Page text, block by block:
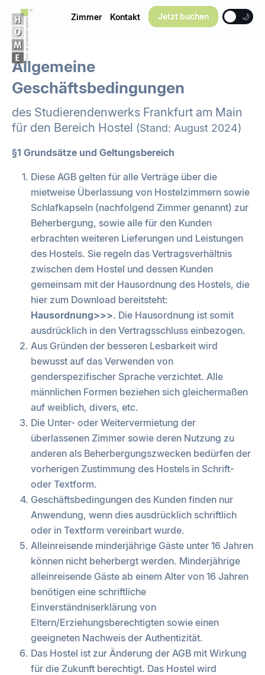
Zimmer Kontakt Jetzt buchen 🌙
Allgemeine
Geschäftsbedingungen
des Studierendenwerks Frankfurt am Main
für den Bereich Hostel (Stand: August 2024)
§1 Grundsätze und Geltungsbereich
Diese AGB gelten für alle Verträge über die
mietweise Überlassung von Hostelzimmern sowie
Schlafkapseln (nachfolgend Zimmer genannt) zur
Beherbergung, sowie alle für den Kunden
erbrachten weiteren Lieferungen und Leistungen
des Hostels. Sie regeln das Vertragsverhältnis
zwischen dem Hostel und dessen Kunden
gemeinsam mit der Hausordnung des Hostels, die
hier zum Download bereitsteht:
Hausordnung>>>. Die Hausordnung ist somit
ausdrücklich in den Vertragsschluss einbezogen.
Aus Gründen der besseren Lesbarkeit wird
bewusst auf das Verwenden von
genderspezifischer Sprache verzichtet. Alle
männlichen Formen beziehen sich gleichermaßen
auf weiblich, divers, etc.
Die Unter- oder Weitervermietung der
überlassenen Zimmer sowie deren Nutzung zu
anderen als Beherbergungszwecken bedürfen der
vorherigen Zustimmung des Hostels in Schrift-
oder Textform.
Geschäftsbedingungen des Kunden finden nur
Anwendung, wenn dies ausdrücklich schriftlich
oder in Textform vereinbart wurde.
Alleinreisende minderjährige Gäste unter 16 Jahren
können nicht beherbergt werden. Minderjährige
alleinreisende Gäste ab einem Alter von 16 Jahren
benötigen eine schriftliche
Einverständniserklärung von
Eltern/Erziehungsberechtigten sowie einen
geeigneten Nachweis der Authentizität.
Das Hostel ist zur Änderung der AGB mit Wirkung
für die Zukunft berechtigt. Das Hostel wird